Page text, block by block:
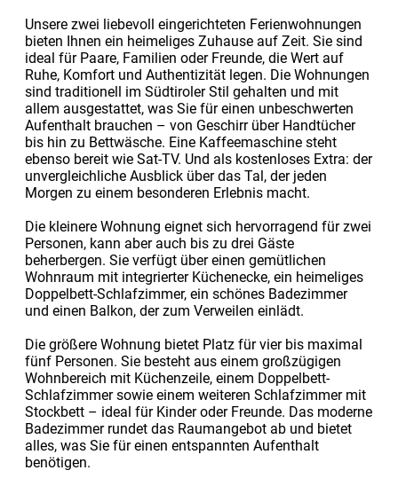
Unsere zwei liebevoll eingerichteten Ferienwohnungen
bieten Ihnen ein heimeliges Zuhause auf Zeit. Sie sind
ideal für Paare, Familien oder Freunde, die Wert auf
Ruhe, Komfort und Authentizität legen. Die Wohnungen
sind traditionell im Südtiroler Stil gehalten und mit
allem ausgestattet, was Sie für einen unbeschwerten
Aufenthalt brauchen – von Geschirr über Handtücher
bis hin zu Bettwäsche. Eine Kaffeemaschine steht
ebenso bereit wie Sat-TV. Und als kostenloses Extra: der
unvergleichliche Ausblick über das Tal, der jeden
Morgen zu einem besonderen Erlebnis macht.
Die kleinere Wohnung eignet sich hervorragend für zwei
Personen, kann aber auch bis zu drei Gäste
beherbergen. Sie verfügt über einen gemütlichen
Wohnraum mit integrierter Küchenecke, ein heimeliges
Doppelbett-Schlafzimmer, ein schönes Badezimmer
und einen Balkon, der zum Verweilen einlädt.
Die größere Wohnung bietet Platz für vier bis maximal
fünf Personen. Sie besteht aus einem großzügigen
Wohnbereich mit Küchenzeile, einem Doppelbett-
Schlafzimmer sowie einem weiteren Schlafzimmer mit
Stockbett – ideal für Kinder oder Freunde. Das moderne
Badezimmer rundet das Raumangebot ab und bietet
alles, was Sie für einen entspannten Aufenthalt
benötigen.